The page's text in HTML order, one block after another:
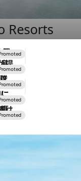
Resorts